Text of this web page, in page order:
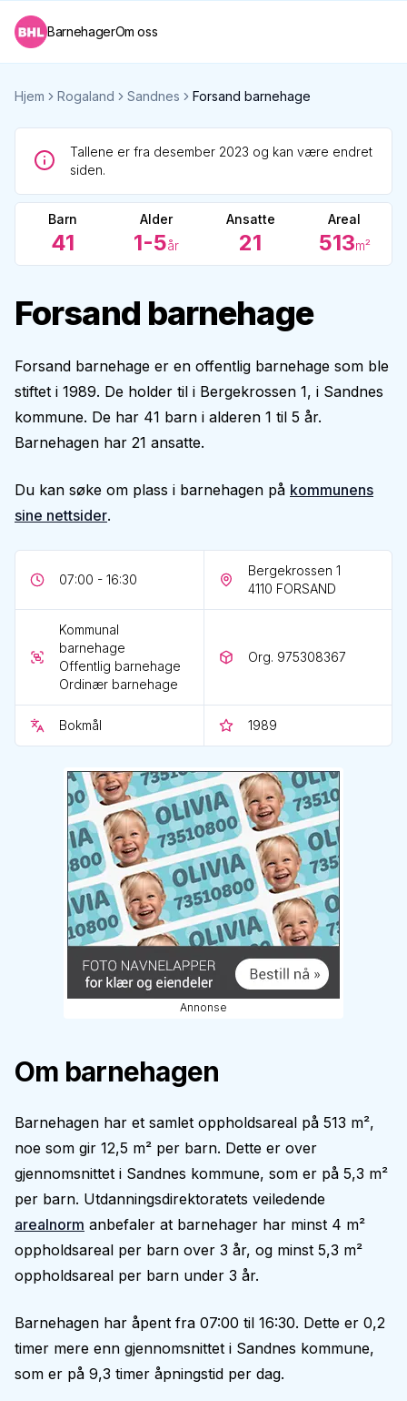
BarnehagerOm oss
Hjem Rogaland Sandnes Forsand barnehage
Tallene er fra desember 2023 og kan være endret
siden.
Barn
41
Alder
1-5år
Ansatte
21
Areal
513m²
Forsand barnehage
Forsand barnehage er en offentlig barnehage som ble
stiftet i 1989. De holder til i Bergekrossen 1, i Sandnes
kommune. De har 41 barn i alderen 1 til 5 år.
Barnehagen har 21 ansatte.
Du kan søke om plass i barnehagen på kommunens
sine nettsider.
07:00 - 16:30
Bergekrossen 1
4110 FORSAND
Kommunal
barnehage
Offentlig barnehage
Ordinær barnehage
Org. 975308367
Bokmål 1989
Annonse
Om barnehagen
Barnehagen har et samlet oppholdsareal på 513 m²,
noe som gir 12,5 m² per barn. Dette er over
gjennomsnittet i Sandnes kommune, som er på 5,3 m²
per barn. Utdanningsdirektoratets veiledende
arealnorm anbefaler at barnehager har minst 4 m²
oppholdsareal per barn over 3 år, og minst 5,3 m²
oppholdsareal per barn under 3 år.
Barnehagen har åpent fra 07:00 til 16:30. Dette er 0,2
timer mere enn gjennomsnittet i Sandnes kommune,
som er på 9,3 timer åpningstid per dag.